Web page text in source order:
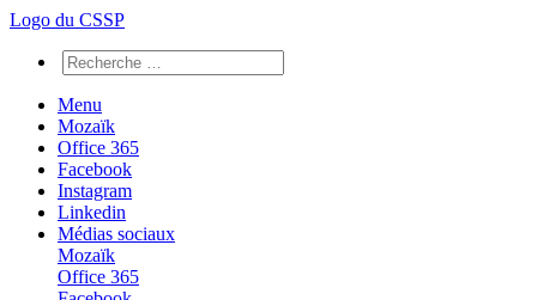
Logo du CSSP
Menu
Mozaïk
Office 365
Facebook
Instagram
Linkedin
Médias sociaux
Mozaïk
Office 365